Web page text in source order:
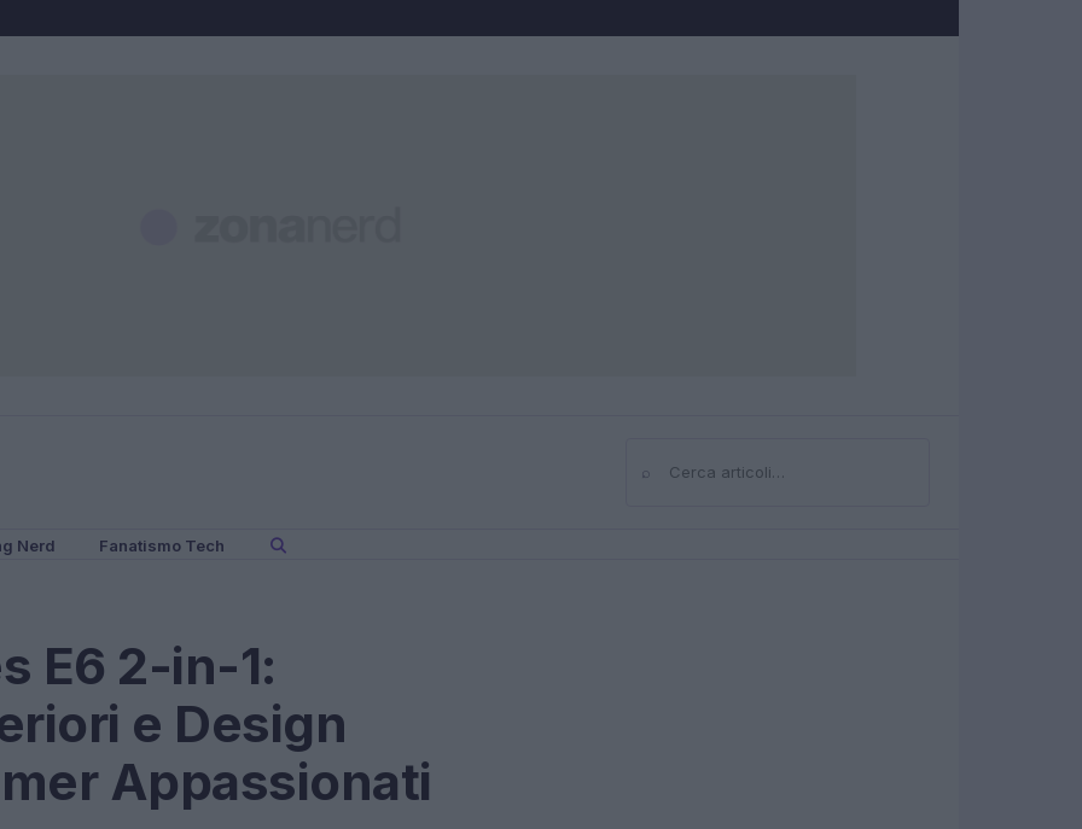
⌕Cerca
Nerd Fanatismo Tech
E6 2-in-1:
e Design
Appassionati